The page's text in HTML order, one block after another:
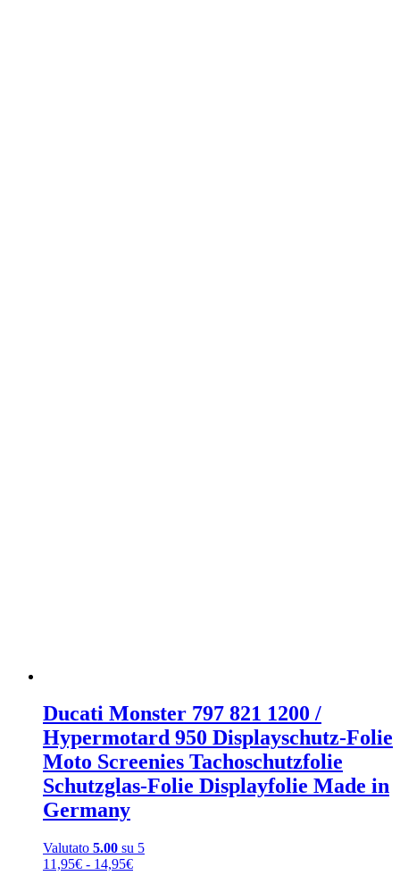
Ducati Monster 797 821 1200 /
Hypermotard 950 Displayschutz-Folie
Moto Screenies Tachoschutzfolie
Schutzglas-Folie Displayfolie Made in
Germany
Valutato 5.00 su 5
11,95€ - 14,95€Fascia